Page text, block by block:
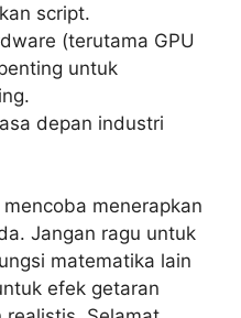
script.
(terutama GPU
untuk
depan industri
menerapkan
Jangan ragu untuk
matematika lain
efek getaran